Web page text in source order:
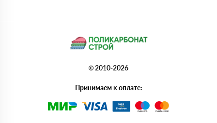
© 2010-2026
Принимаем к оплате: